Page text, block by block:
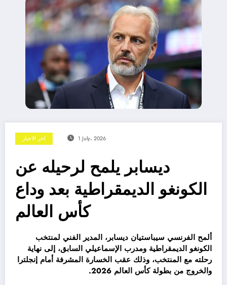
اخر الاخبار 1 July، 2026
ديسابر يلمح لرحيله عن
الكونغو الديمقراطية بعد وداع
كأس العالم
ألمح الفرنسي سيباستيان ديسابر، المدير الفني لمنتخب
الكونغو الديمقراطية ومدرب الإسماعيلي السابق، إلى نهاية
رحلته مع المنتخب، وذلك عقب الخسارة المشرفة أمام إنجلترا
والخروج من بطولة كأس العالم 2026.